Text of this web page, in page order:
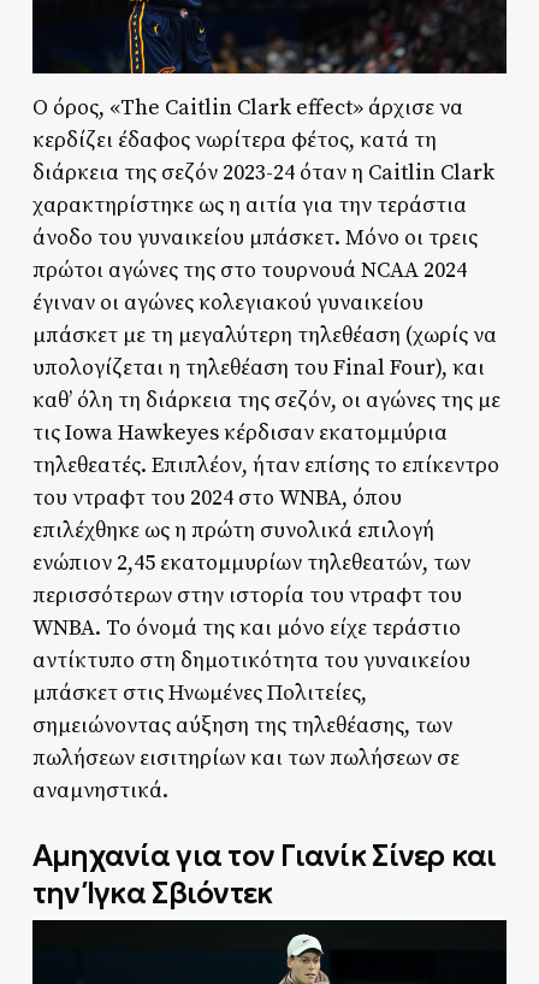
Ο όρος, «The Caitlin Clark effect» άρχισε να
κερδίζει έδαφος νωρίτερα φέτος, κατά τη
διάρκεια της σεζόν 2023-24 όταν η Caitlin Clark
χαρακτηρίστηκε ως η αιτία για την τεράστια
άνοδο του γυναικείου μπάσκετ. Μόνο οι τρεις
πρώτοι αγώνες της στο τουρνουά NCAA 2024
έγιναν οι αγώνες κολεγιακού γυναικείου
μπάσκετ με τη μεγαλύτερη τηλεθέαση (χωρίς να
υπολογίζεται η τηλεθέαση του Final Four), και
καθ’ όλη τη διάρκεια της σεζόν, οι αγώνες της με
τις Iowa Hawkeyes κέρδισαν εκατομμύρια
τηλεθεατές. Επιπλέον, ήταν επίσης το επίκεντρο
του ντραφτ του 2024 στο WNBA, όπου
επιλέχθηκε ως η πρώτη συνολικά επιλογή
ενώπιον 2,45 εκατομμυρίων τηλεθεατών, των
περισσότερων στην ιστορία του ντραφτ του
WNBA. Το όνομά της και μόνο είχε τεράστιο
αντίκτυπο στη δημοτικότητα του γυναικείου
μπάσκετ στις Ηνωμένες Πολιτείες,
σημειώνοντας αύξηση της τηλεθέασης, των
πωλήσεων εισιτηρίων και των πωλήσεων σε
αναμνηστικά.
Αμηχανία για τον Γιανίκ Σίνερ και
την Ίγκα Σβιόντεκ